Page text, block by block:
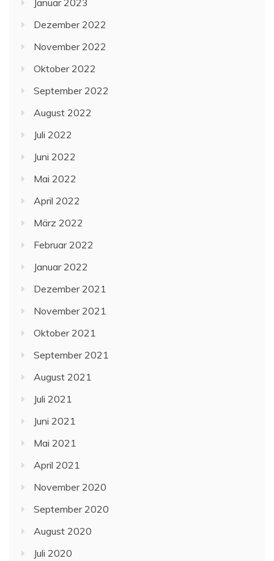
Dezember 2022
November 2022
Oktober 2022
September 2022
August 2022
Juli 2022
Juni 2022
Mai 2022
April 2022
März 2022
Februar 2022
Januar 2022
Dezember 2021
November 2021
Oktober 2021
September 2021
August 2021
Juli 2021
Juni 2021
Mai 2021
April 2021
November 2020
September 2020
August 2020
Juli 2020